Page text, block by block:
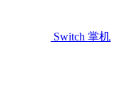
Switch 掌机